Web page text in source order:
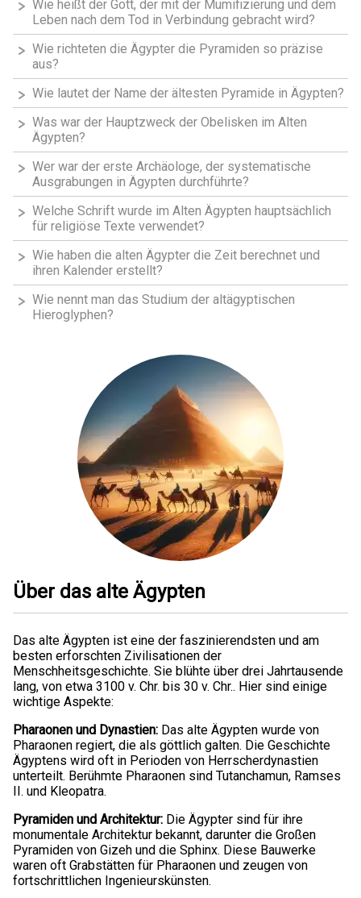
Wie heißt der Gott, der mit der Mumifizierung und dem
Leben nach dem Tod in Verbindung gebracht wird?
Wie richteten die Ägypter die Pyramiden so präzise
aus?
Wie lautet der Name der ältesten Pyramide in Ägypten?
Was war der Hauptzweck der Obelisken im Alten
Ägypten?
Wer war der erste Archäologe, der systematische
Ausgrabungen in Ägypten durchführte?
Welche Schrift wurde im Alten Ägypten hauptsächlich
für religiöse Texte verwendet?
Wie haben die alten Ägypter die Zeit berechnet und
ihren Kalender erstellt?
Wie nennt man das Studium der altägyptischen
Hieroglyphen?
Über das alte Ägypten
Das alte Ägypten ist eine der faszinierendsten und am
besten erforschten Zivilisationen der
Menschheitsgeschichte. Sie blühte über drei Jahrtausende
lang, von etwa 3100 v. Chr. bis 30 v. Chr.. Hier sind einige
wichtige Aspekte:
Pharaonen und Dynastien: Das alte Ägypten wurde von
Pharaonen regiert, die als göttlich galten. Die Geschichte
Ägyptens wird oft in Perioden von Herrscherdynastien
unterteilt. Berühmte Pharaonen sind Tutanchamun, Ramses
II. und Kleopatra.
Pyramiden und Architektur: Die Ägypter sind für ihre
monumentale Architektur bekannt, darunter die Großen
Pyramiden von Gizeh und die Sphinx. Diese Bauwerke
waren oft Grabstätten für Pharaonen und zeugen von
fortschrittlichen Ingenieurskünsten.